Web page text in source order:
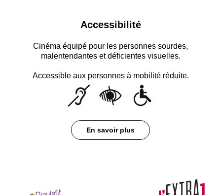
Accessibilité
Cinéma équipé pour les personnes sourdes,
malentendantes et déficientes visuelles.
Accessible aux personnes à mobilité réduite.
En savoir plus